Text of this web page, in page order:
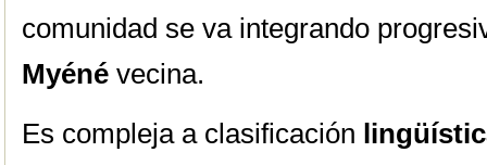
comunidad se va integrando
Myéné vecina.
Es compleja a clasificación